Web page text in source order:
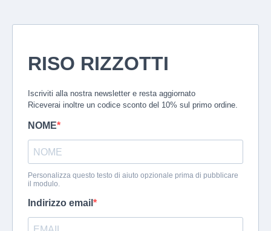
RISO RIZZOTTI
Iscriviti alla nostra newsletter e resta aggiornato
Riceverai inoltre un codice sconto del 10% sul primo ordine.
NOME
Personalizza questo testo di aiuto opzionale prima di pubblicare
il modulo.
Indirizzo email